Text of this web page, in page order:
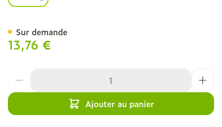
13,76 €
Ajouter au panier
Sur demande